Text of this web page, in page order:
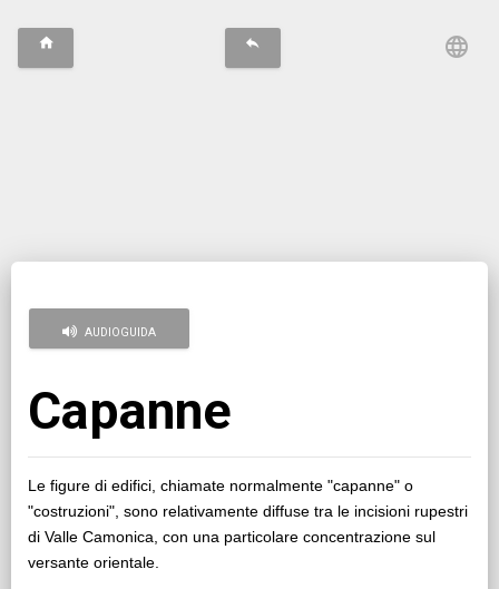
home reply Menu
language
AUDIOGUIDA
Capanne
Le figure di edifici, chiamate normalmente "capanne" o
"costruzioni", sono relativamente diffuse tra le incisioni rupestri
di Valle Camonica, con una particolare concentrazione sul
versante orientale.